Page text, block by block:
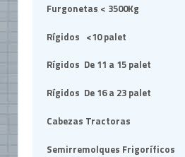
Furgonetas < 3500Kg
Rígidos <10 palet
Rígidos De 11 a 15 palet
Rígidos De 16 a 23 palet
Cabezas Tractoras
Semirremolques Frigoríficos